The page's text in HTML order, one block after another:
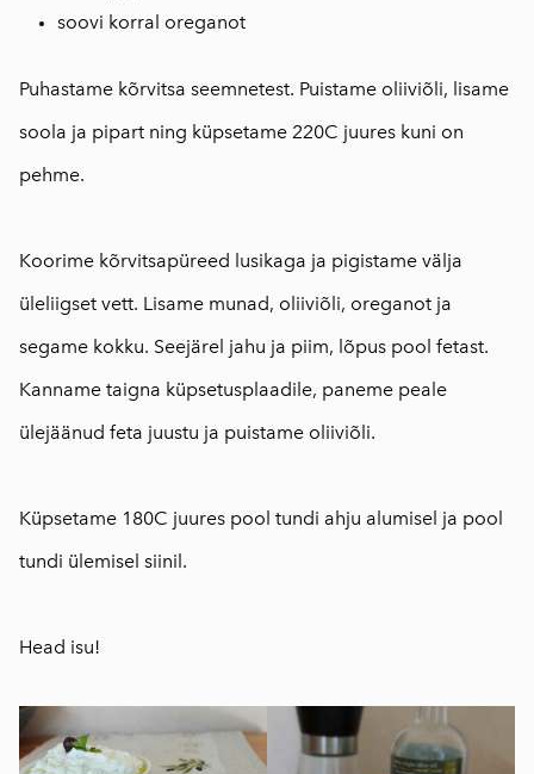
soovi korral oreganot
Puhastame kõrvitsa seemnetest. Puistame oliiviõli, lisame
soola ja pipart ning küpsetame 220C juures kuni on
pehme.
Koorime kõrvitsapüreed lusikaga ja pigistame välja
üleliigset vett. Lisame munad, oliiviõli, oreganot ja
segame kokku. Seejärel jahu ja piim, lõpus pool fetast.
Kanname taigna küpsetusplaadile, paneme peale
ülejäänud feta juustu ja puistame oliiviõli.
Küpsetame 180C juures pool tundi ahju alumisel ja pool
tundi ülemisel siinil.
Head isu!